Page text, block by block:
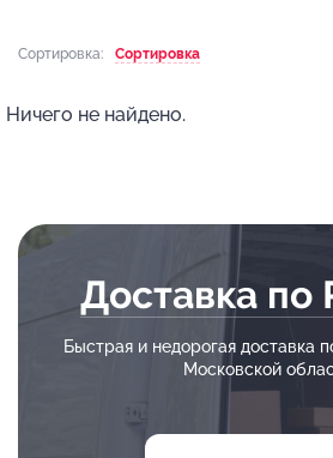
Сортировка: Сортировка
Ничего не найдено.
Доставка по
Быстрая и недорогая доставка
Московской